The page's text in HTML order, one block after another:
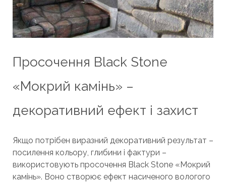
Просочення Black Stone
«Мокрий камінь» –
декоративний ефект і захист
Якщо потрібен виразний декоративний результат –
посилення кольору, глибини і фактури –
використовують просочення Black Stone «Мокрий
камінь». Воно створює ефект насиченого вологого